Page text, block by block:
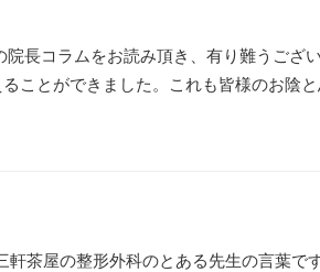
長コラムをお読み頂き、有り難うござ
ことができました。これも皆様のお陰
軒茶屋の整形外科のとある先生の言葉で